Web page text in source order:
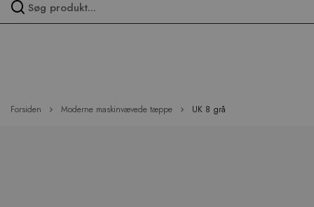
Forsiden Moderne maskinvævede tæppe UK 8 grå